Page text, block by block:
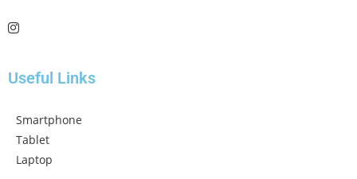
Useful Links
Smartphone
Tablet
Laptop